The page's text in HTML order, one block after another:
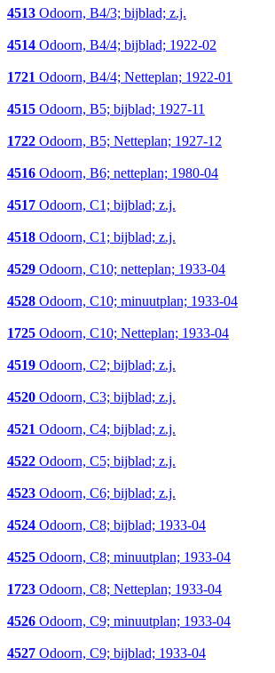
4513 Odoorn, B4/3; bijblad; z.j.
4514 Odoorn, B4/4; bijblad; 1922-02
1721 Odoorn, B4/4; Netteplan; 1922-01
4515 Odoorn, B5; bijblad; 1927-11
1722 Odoorn, B5; Netteplan; 1927-12
4516 Odoorn, B6; netteplan; 1980-04
4517 Odoorn, C1; bijblad; z.j.
4518 Odoorn, C1; bijblad; z.j.
4529 Odoorn, C10; netteplan; 1933-04
4528 Odoorn, C10; minuutplan; 1933-04
1725 Odoorn, C10; Netteplan; 1933-04
4519 Odoorn, C2; bijblad; z.j.
4520 Odoorn, C3; bijblad; z.j.
4521 Odoorn, C4; bijblad; z.j.
4522 Odoorn, C5; bijblad; z.j.
4523 Odoorn, C6; bijblad; z.j.
4524 Odoorn, C8; bijblad; 1933-04
4525 Odoorn, C8; minuutplan; 1933-04
1723 Odoorn, C8; Netteplan; 1933-04
4526 Odoorn, C9; minuutplan; 1933-04
4527 Odoorn, C9; bijblad; 1933-04